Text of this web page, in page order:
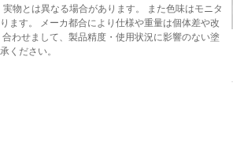
物とは異なる場合があります。 また色味はモニタ
ます。 メーカ都合により仕様や重量は個体差や改
わせまして、製品精度・使用状況に影響のない塗
ください。